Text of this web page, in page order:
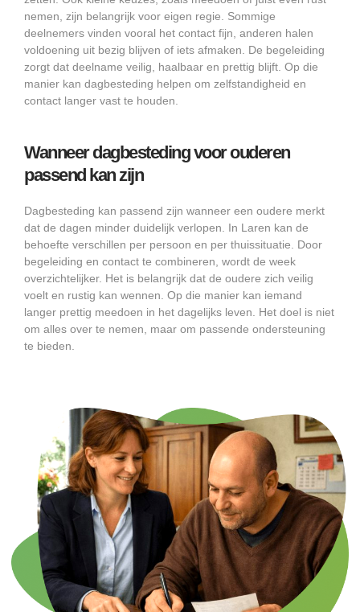
nemen, zijn belangrijk voor eigen regie. Sommige
deelnemers vinden vooral het contact fijn, anderen halen
voldoening uit bezig blijven of iets afmaken. De begeleiding
zorgt dat deelname veilig, haalbaar en prettig blijft. Op die
manier kan dagbesteding helpen om zelfstandigheid en
contact langer vast te houden.
Wanneer dagbesteding voor ouderen
passend kan zijn
Dagbesteding kan passend zijn wanneer een oudere merkt
dat de dagen minder duidelijk verlopen. In Laren kan de
behoefte verschillen per persoon en per thuissituatie. Door
begeleiding en contact te combineren, wordt de week
overzichtelijker. Het is belangrijk dat de oudere zich veilig
voelt en rustig kan wennen. Op die manier kan iemand
langer prettig meedoen in het dagelijks leven. Het doel is niet
om alles over te nemen, maar om passende ondersteuning
te bieden.